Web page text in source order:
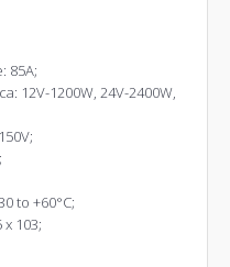
85A;
12V-1200W, 24V-2400W,
to +60°C;
103;